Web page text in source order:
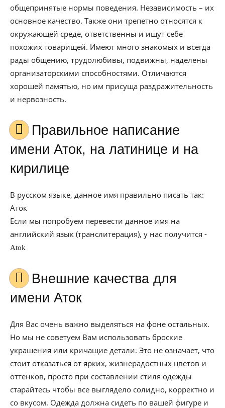
общепринятые нормы поведения. Независимость – их
основное качество. Также они трепетно относятся к
окружающей среде, ответственны и ищут себе
похожих товарищей. Имеют много знакомых и всегда
рады общению, трудолюбивы, подвижны, наделены
организаторскими способностями. Отличаются
хорошей памятью, но им присуща раздражительность
и нервозность.
Правильное написание
имени Аток, на латинице и на
кирилице
В русском языке, данное имя правильно писать так:
Аток
Если мы попробуем перевести данное имя на
английский язык (транслитерация), у нас получится -
Atok
Внешние качества для
имени Аток
Для Вас очень важно выделяться на фоне остальных.
Но мы не советуем Вам использовать броские
украшения или кричащие детали. Это не означает, что
стоит отказаться от ярких, жизнерадостных цветов и
оттенков, просто при составлении стиля одежды
старайтесь чтобы все выглядело солидно, корректно и
со вкусом. Одежда должна сидеть по вашей фигуре и